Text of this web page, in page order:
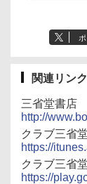
関連リンク
三省堂書店
http://
クラブ三省
https://
クラブ三省
https://